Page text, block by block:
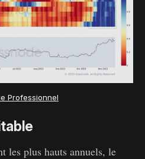
Professionnel
les plus hauts annuels, le